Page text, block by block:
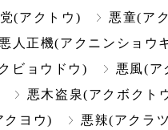
(アクトウ) 悪童(ア
悪人正機(アクニンショウ
ビョウドウ) 悪風(ア
悪木盗泉(アクボクト
クヨウ) 悪辣(アクラ